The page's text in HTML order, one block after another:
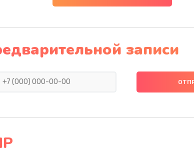
30 мин 3 года
3 года
записи